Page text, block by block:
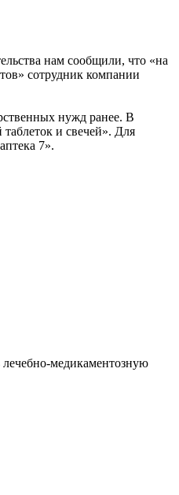
нам сообщили, что «на
сотрудник компании
нужд ранее. В
и свечей». Для
7».
лечебно-медикаментозную